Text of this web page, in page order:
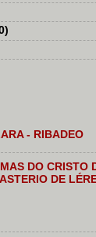
- RIBADEO
DO CRISTO
DE